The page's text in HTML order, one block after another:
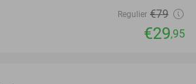
Regulier €79
€29,95